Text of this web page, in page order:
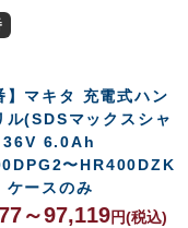
】マキタ 充電式ハン
ル(SDSマックスシャ
36V 6.0Ah
〜HR400DZK
ケースのみ
～97,119円(税込)